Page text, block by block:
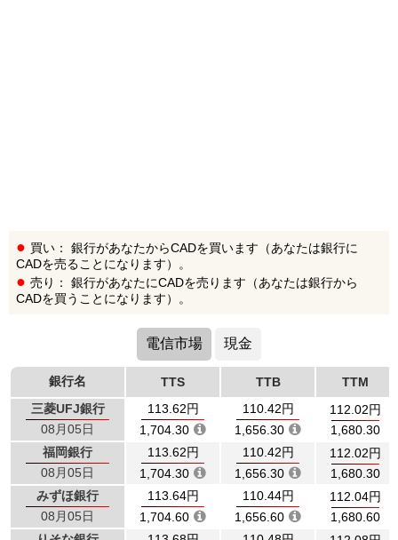
買い： 銀行があなたからCADを買います（あなたは銀行に
CADを売ることになります）。
売り： 銀行があなたにCADを売ります（あなたは銀行から
CADを買うことになります）。
電信市場 現金
銀行名 TTS TTB
TTM
三菱UFJ銀行
08月05日
113.62円
1,704.30
110.42円
1,656.30
112.02円
1,680.30
福岡銀行
08月05日
113.62円
1,704.30
110.42円
1,656.30
112.02円
1,680.30
みずほ銀行
08月05日
113.64円
1,704.60
110.44円
1,656.60
112.04円
1,680.60